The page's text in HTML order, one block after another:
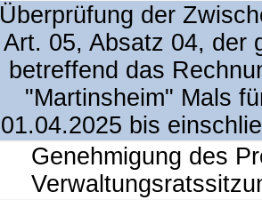
Überprüfung der
Art. 05, Absatz 04, der
betreffend das
"Martinsheim" Mals
01.04.2025 bis
Genehmigung des